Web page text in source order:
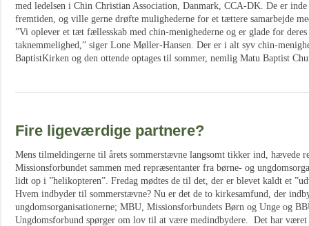
med ledelsen i Chin Christian Association, Danmark, CCA-DK. De er
fremtiden, og ville gerne drøfte mulighederne for et tættere samarbejde
”Vi oplever et tæt fællesskab med chin-menighederne og er glade for
taknemmelighed,” siger Lone Møller-Hansen. Der er i alt syv chin-
BaptistKirken og den ottende optages til sommer, nemlig Matu Baptist
Fire ligeværdige partnere?
Mens tilmeldingerne til årets sommerstævne langsomt tikker ind, hævede
Missionsforbundet sammen med repræsentanter fra børne- og
lidt op i ”helikopteren”. Fredag mødtes de til det, der er blevet kaldt et
Hvem indbyder til sommerstævne? Nu er det de to kirkesamfund, der
ungdomsorganisationerne; MBU, Missionsforbundets Børn og Unge og
Ungdomsforbund spørger om lov til at være medindbydere. Det har